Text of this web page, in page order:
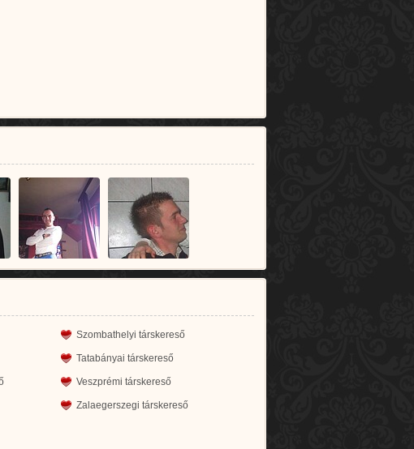
Szombathelyi társkereső
Tatabányai társkereső
Veszprémi társkereső
Zalaegerszegi társkereső